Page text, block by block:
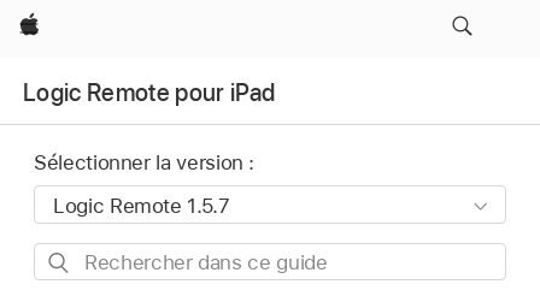
Apple
Logic Remote pour iPad
Sélectionner la version :
Rechercher